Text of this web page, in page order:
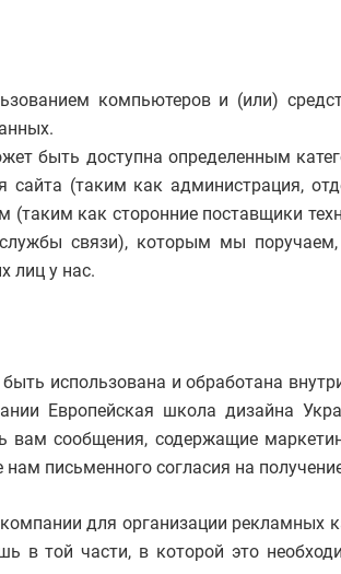
компьютеров и (или)
быть доступна определенным
(таким как администрация,
как сторонние поставщики
связи), которым мы
лиц у нас.
использована и обработана
Европейская школа дизайна
сообщения, содержащие
письменного согласия на
для организации рекламных
в той части, в которой это